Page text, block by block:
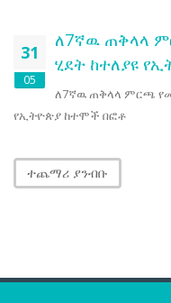
31
05
ለ7ኛዉ ጠቅላላ
ሂደት ከተለያዩ
ለ7ኛዉ ጠቅላላ ምርጫ
የኢትዮጵያ ከተሞች በፎቶ
ተጨማሪ ያንብቡ